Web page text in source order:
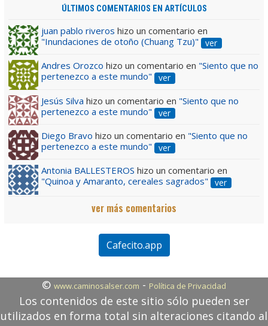
ÚLTIMOS COMENTARIOS EN ARTÍCULOS
juan pablo riveros hizo un comentario en
"Inundaciones de otoño (Chuang Tzu)"
ver
Andres Orozco hizo un comentario en "Siento que no
pertenezco a este mundo"
ver
Jesús Silva hizo un comentario en "Siento que no
pertenezco a este mundo"
ver
Diego Bravo hizo un comentario en "Siento que no
pertenezco a este mundo"
ver
Antonia BALLESTEROS hizo un comentario en
"Quinoa y Amaranto, cereales sagrados"
ver
ver más comentarios
Cafecito.app
© www.caminosalser.com - Política de Privacidad
Los contenidos de este sitio sólo pueden ser
utilizados en forma total sin alteraciones citando al